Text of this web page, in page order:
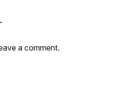
a comment.